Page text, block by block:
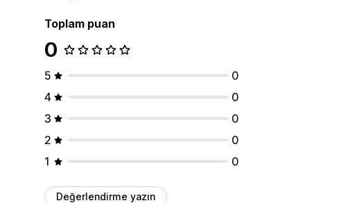
Toplam puan
0
5
0
4
0
3
0
2
0
1
0
Değerlendirme yazın